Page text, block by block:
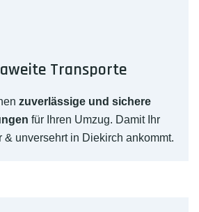
Transporte
zuverlässige und sichere
für Ihren Umzug. Damit Ihr
& unversehrt in Diekirch ankommt.